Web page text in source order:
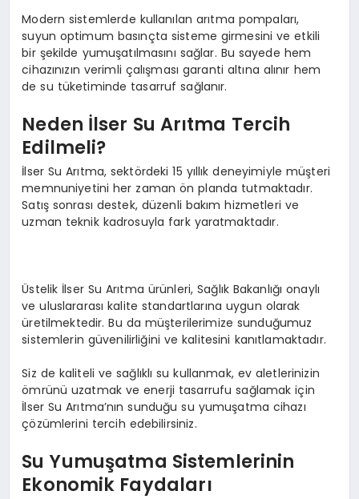
Modern sistemlerde kullanılan arıtma pompaları,
suyun optimum basınçta sisteme girmesini ve etkili
bir şekilde yumuşatılmasını sağlar. Bu sayede hem
cihazınızın verimli çalışması garanti altına alınır hem
de su tüketiminde tasarruf sağlanır.
Neden İlser Su Arıtma Tercih
Edilmeli?
İlser Su Arıtma, sektördeki 15 yıllık deneyimiyle müşteri
memnuniyetini her zaman ön planda tutmaktadır.
Satış sonrası destek, düzenli bakım hizmetleri ve
uzman teknik kadrosuyla fark yaratmaktadır.
Üstelik İlser Su Arıtma ürünleri, Sağlık Bakanlığı onaylı
ve uluslararası kalite standartlarına uygun olarak
üretilmektedir. Bu da müşterilerimize sunduğumuz
sistemlerin güvenilirliğini ve kalitesini kanıtlamaktadır.
Siz de kaliteli ve sağlıklı su kullanmak, ev aletlerinizin
ömrünü uzatmak ve enerji tasarrufu sağlamak için
İlser Su Arıtma’nın sunduğu su yumuşatma cihazı
çözümlerini tercih edebilirsiniz.
Su Yumuşatma Sistemlerinin
Ekonomik Faydaları